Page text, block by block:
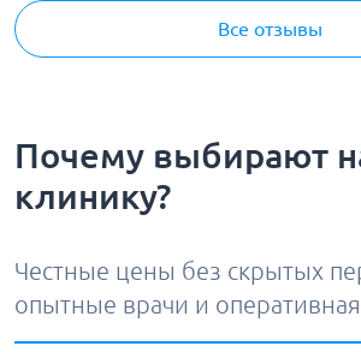
Все отзывы
Почему выбирают
клинику?
Честные цены без скрытых
опытные врачи и